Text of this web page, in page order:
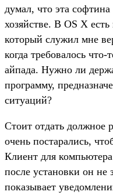
думал, что эта
хозяйстве. В OS X
который служил мне
когда требовалось
айпада. Нужно ли
программу,
ситуаций?
Стоит отдать должное
очень постарались,
Клиент для
после установки он не
показывает